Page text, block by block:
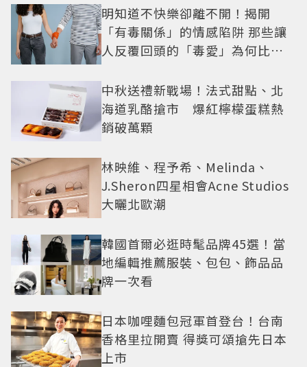
明知道不快樂卻離不開！揭開
「有毒關係」的情感陷阱 那些讓
人反覆回頭的「毒愛」為何比菸
中秋送禮新戰場！法式甜點、北
海道乳酪搶市 爆紅檸檬蛋糕熱
銷破萬顆
林映維、程予希、Melinda、
J.Sheron四星相會Acne Studios
大曬北歐潮
韓國首爾必逛時髦品牌45選！當
地編輯推薦服裝、包包、飾品品
牌一次看
日本咖哩麵包冠軍首登台！台南
香格里拉開賣 得獎可頌搶先日本
上市